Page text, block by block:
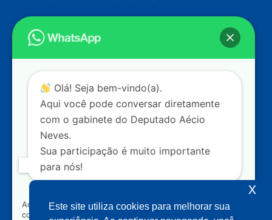
Endereço
Câmara dos Deputados
Ed. Principal, Ala C – Gabinete
Contato
dep.aecioneves@camara.leg.br
+55 (61) 3215-5964
+55 (31) 3261-0121
+55 (31) 97150-0834
Nossas redes
Olá! Seja bem-vindo(a).
Aqui você pode conversar diretamente
com o gabinete do Deputado Aécio
Neves.
Sua participação é muito importante
para nós!
Ao clicar para iniciar o contato pelo WhatsApp, você
concorda que seus dados serão utilizados exclusivamente
Este site utiliza cookies para melhorar sua
x